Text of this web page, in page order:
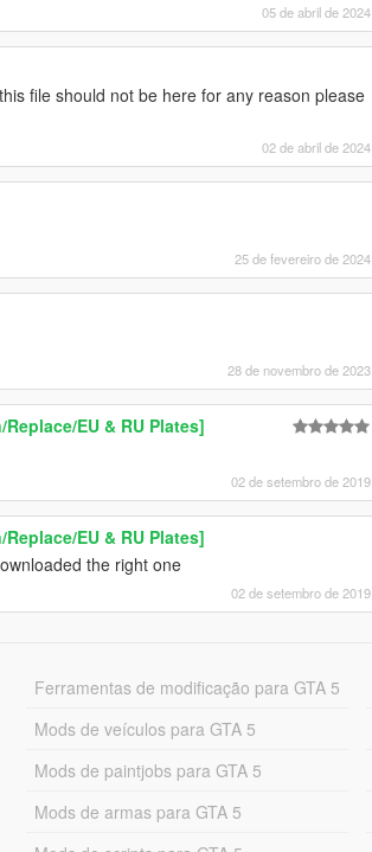
05 de abril de 2024
file should not be here for any reason please
02 de abril de 2024
25 de fevereiro de 2024
28 de novembro de 2023
EU & RU Plates]
02 de setembro de 2019
EU & RU Plates]
the right one
02 de setembro de 2019
Ferramentas de modificação para GTA 5
Mods de veículos para GTA 5
Mods de paintjobs para GTA 5
Mods de armas para GTA 5